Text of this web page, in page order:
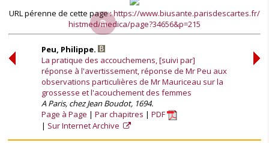
URL pérenne de cette page :https://www.biusante.parisdescartes.fr/
histmed/medica/page?34656&p=215
Peu, Philippe.
La pratique des accouchemens, [suivi par]
réponse à l'avertissement, réponse de Mr Peu aux
observations particulières de Mr Mauriceau sur la
grossesse et l'acouchement des femmes
A Paris, chez Jean Boudot, 1694.
Page à Page
Par chapitres
PDF
Sur Internet Archive